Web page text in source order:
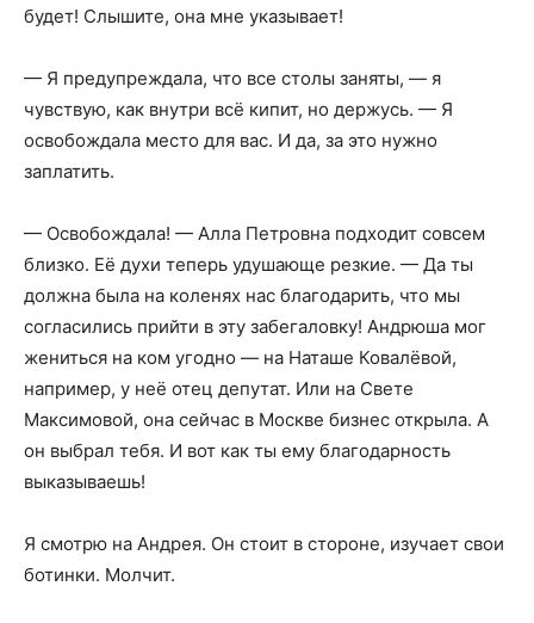
будет! Слышите, она мне указывает!
— Я предупреждала, что все столы заняты, — я
чувствую, как внутри всё кипит, но держусь. — Я
освобождала место для вас. И да, за это нужно
заплатить.
— Освобождала! — Алла Петровна подходит совсем
близко. Её духи теперь удушающе резкие. — Да ты
должна была на коленях нас благодарить, что мы
согласились прийти в эту забегаловку! Андрюша мог
жениться на ком угодно — на Наташе Ковалёвой,
например, у неё отец депутат. Или на Свете
Максимовой, она сейчас в Москве бизнес открыла. А
он выбрал тебя. И вот как ты ему благодарность
выказываешь!
Я смотрю на Андрея. Он стоит в стороне, изучает свои
ботинки. Молчит.